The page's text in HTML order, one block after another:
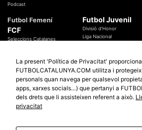
Podcast
Futbol Femení
FCF
Seleccions Catalanes
Temes Federatius
Futbol Juvenil
Divisió d'Honor
Liga Nacional
Futbol Catalunya
Promocions
Sortejos
Participació
La present 'Política de Privacitat'
FUTBOLCATALUNYA.COM utilitza i
personals quan navega per qualsevol
apps, xarxes socials…) que pertanyi a
dels drets que li assisteixen referent a això.
privacitat